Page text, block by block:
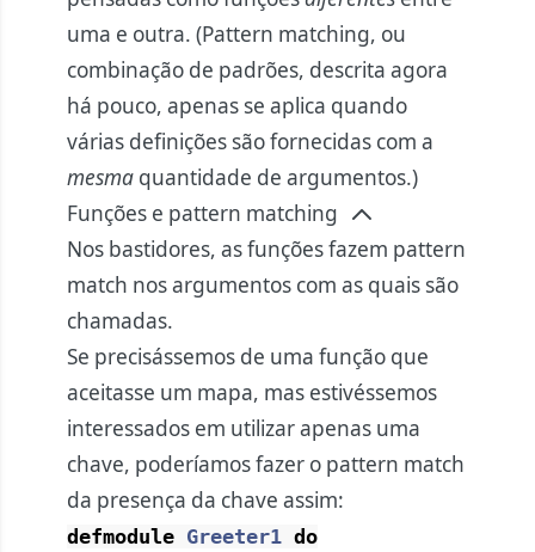
uma e outra. (Pattern matching, ou
combinação de padrões, descrita agora
há pouco, apenas se aplica quando
várias definições são fornecidas com a
mesma quantidade de argumentos.)
Funções e pattern matching
Nos bastidores, as funções fazem pattern
match nos argumentos com as quais são
chamadas.
Se precisássemos de uma função que
aceitasse um mapa, mas estivéssemos
interessados em utilizar apenas uma
chave, poderíamos fazer o pattern match
da presença da chave assim:
defmodule Greeter1 do